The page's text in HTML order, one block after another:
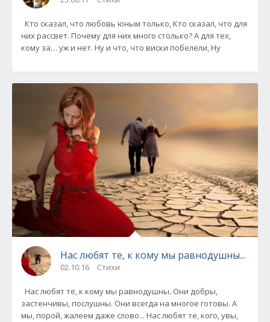
Кто сказал, что любовь юным только, Кто сказал, что для
них рассвет. Почему для них много столько? А для тех,
кому за… уж и нет. Ну и что, что виски побелели, Ну
Нас любят те, к кому мы равнодушны...
02.10.16 Стихи
Нас любят те, к кому мы равнодушны. Они добры,
застенчивы, послушны. Они всегда на многое готовы. А
мы, порой, жалеем даже слово... Нас любят те, кого, увы,